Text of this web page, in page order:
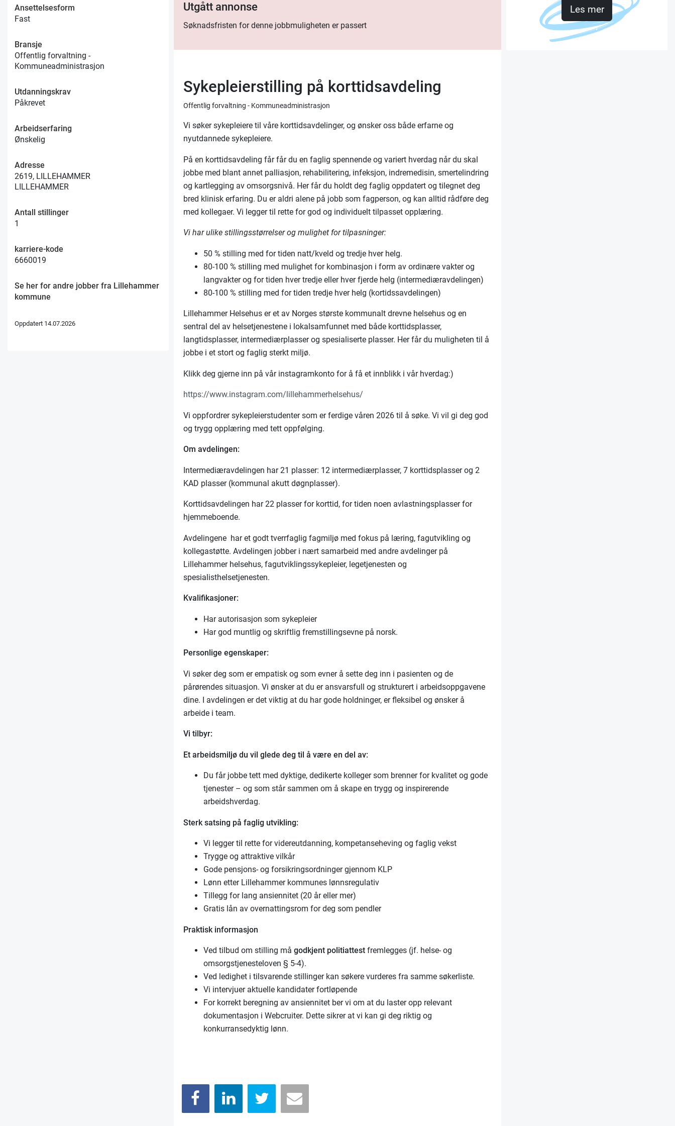
Ansettelsesform
Fast
Bransje
Offentlig forvaltning -
Kommuneadministrasjon
Utdanningskrav
Påkrevet
Arbeidserfaring
Ønskelig
Adresse
2619, LILLEHAMMER
LILLEHAMMER
Antall stillinger
1
karriere-kode
6660019
Se her for andre jobber fra Lillehammer
kommune
Oppdatert 14.07.2026
Utgått annonse
Søknadsfristen for denne jobbmuligheten er passert
Sykepleierstilling på korttidsavdeling
Offentlig forvaltning - Kommuneadministrasjon
Vi søker sykepleiere til våre korttidsavdelinger, og ønsker oss både erfarne og
nyutdannede sykepleiere.
På en korttidsavdeling får får du en faglig spennende og variert hverdag når du skal
jobbe med blant annet palliasjon, rehabilitering, infeksjon, indremedisin, smertelindring
og kartlegging av omsorgsnivå. Her får du holdt deg faglig oppdatert og tilegnet deg
bred klinisk erfaring. Du er aldri alene på jobb som fagperson, og kan alltid rådføre deg
med kollegaer. Vi legger til rette for god og individuelt tilpasset opplæring.
Vi har ulike stillingsstørrelser og mulighet for tilpasninger:
50 % stilling med for tiden natt/kveld og tredje hver helg.
80-100 % stilling med mulighet for kombinasjon i form av ordinære vakter og
langvakter og for tiden hver tredje eller hver fjerde helg (intermediæravdelingen)
80-100 % stilling med for tiden tredje hver helg (kortidssavdelingen)
Lillehammer Helsehus er et av Norges største kommunalt drevne helsehus og en
sentral del av helsetjenestene i lokalsamfunnet med både korttidsplasser,
langtidsplasser, intermediærplasser og spesialiserte plasser. Her får du muligheten til å
jobbe i et stort og faglig sterkt miljø.
Klikk deg gjerne inn på vår instagramkonto for å få et innblikk i vår hverdag:)
https://www.instagram.com/lillehammerhelsehus/
Vi oppfordrer sykepleierstudenter som er ferdige våren 2026 til å søke. Vi vil gi deg god
og trygg opplæring med tett oppfølging.
Om avdelingen:
Intermediæravdelingen har 21 plasser: 12 intermediærplasser, 7 korttidsplasser og 2
KAD plasser (kommunal akutt døgnplasser).
Korttidsavdelingen har 22 plasser for korttid, for tiden noen avlastningsplasser for
hjemmeboende.
Avdelingene har et godt tverrfaglig fagmiljø med fokus på læring, fagutvikling og
kollegastøtte. Avdelingen jobber i nært samarbeid med andre avdelinger på
Lillehammer helsehus, fagutviklingssykepleier, legetjenesten og
spesialisthelsetjenesten.
Kvalifikasjoner:
Har autorisasjon som sykepleier
Har god muntlig og skriftlig fremstillingsevne på norsk.
Personlige egenskaper:
Vi søker deg som er empatisk og som evner å sette deg inn i pasienten og de
pårørendes situasjon. Vi ønsker at du er ansvarsfull og strukturert i arbeidsoppgavene
dine. I avdelingen er det viktig at du har gode holdninger, er fleksibel og ønsker å
arbeide i team.
Vi tilbyr:
Et arbeidsmiljø du vil glede deg til å være en del av:
Du får jobbe tett med dyktige, dedikerte kolleger som brenner for kvalitet og gode
tjenester – og som står sammen om å skape en trygg og inspirerende
arbeidshverdag.
Sterk satsing på faglig utvikling:
Vi legger til rette for videreutdanning, kompetanseheving og faglig vekst
Trygge og attraktive vilkår
Gode pensjons- og forsikringsordninger gjennom KLP
Lønn etter Lillehammer kommunes lønnsregulativ
Tillegg for lang ansiennitet (20 år eller mer)
Gratis lån av overnattingsrom for deg som pendler
Praktisk informasjon
Ved tilbud om stilling mågodkjent politiattest fremlegges (jf. helse- og
omsorgstjenesteloven § 5-4).
Ved ledighet i tilsvarende stillinger kan søkere vurderes fra samme søkerliste.
Vi intervjuer aktuelle kandidater fortløpende
For korrekt beregning av ansiennitet ber vi om at du laster opp relevant
dokumentasjon i Webcruiter. Dette sikrer at vi kan gi deg riktig og
konkurransedyktig lønn.
Les mer